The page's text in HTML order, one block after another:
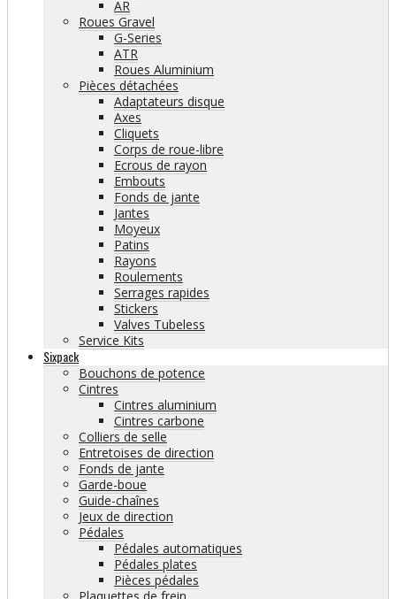
AR
Roues Gravel
G-Series
ATR
Roues Aluminium
Pièces détachées
Adaptateurs disque
Axes
Cliquets
Corps de roue-libre
Ecrous de rayon
Embouts
Fonds de jante
Jantes
Moyeux
Patins
Rayons
Roulements
Serrages rapides
Stickers
Valves Tubeless
Service Kits
Sixpack
Bouchons de potence
Cintres
Cintres aluminium
Cintres carbone
Colliers de selle
Entretoises de direction
Fonds de jante
Garde-boue
Guide-chaînes
Jeux de direction
Pédales
Pédales automatiques
Pédales plates
Pièces pédales